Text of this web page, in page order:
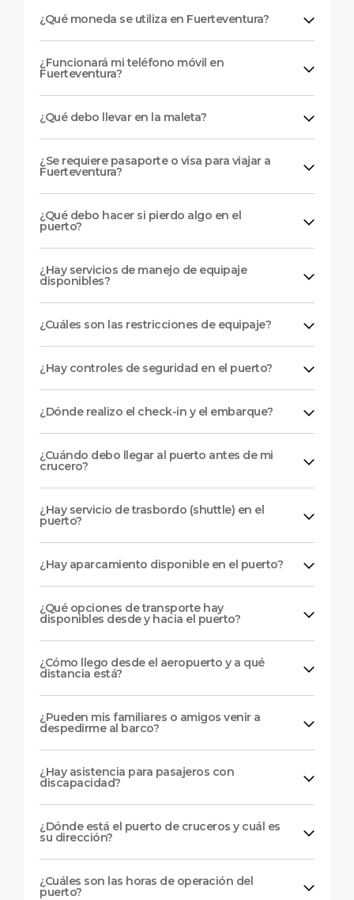
¿Qué moneda se utiliza en Fuerteventura?
¿Funcionará mi teléfono móvil en
Fuerteventura?
¿Qué debo llevar en la maleta?
¿Se requiere pasaporte o visa para viajar a
Fuerteventura?
¿Qué debo hacer si pierdo algo en el
puerto?
¿Hay servicios de manejo de equipaje
disponibles?
¿Cuáles son las restricciones de equipaje?
¿Hay controles de seguridad en el puerto?
¿Dónde realizo el check-in y el embarque?
¿Cuándo debo llegar al puerto antes de mi
crucero?
¿Hay servicio de trasbordo (shuttle) en el
puerto?
¿Hay aparcamiento disponible en el puerto?
¿Qué opciones de transporte hay
disponibles desde y hacia el puerto?
¿Cómo llego desde el aeropuerto y a qué
distancia está?
¿Pueden mis familiares o amigos venir a
despedirme al barco?
¿Hay asistencia para pasajeros con
discapacidad?
¿Dónde está el puerto de cruceros y cuál es
su dirección?
¿Cuáles son las horas de operación del
puerto?